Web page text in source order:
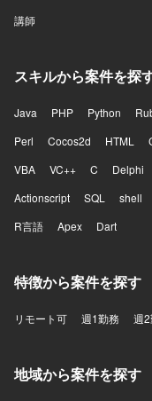
講師
スキルから案件を探
Java PHP Python
Perl
Cocos2d HTML
VBA
VC++ C Delphi
Actionscript
SQL shell
R言語
Apex Dart
特徴から案件を探す
リモート可 週1勤務 週
地域から案件を探す